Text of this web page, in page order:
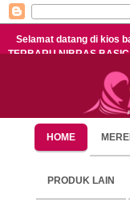
Selamat datang di kios
TERBARU NIBRAS
HOME
PRODUK LAIN